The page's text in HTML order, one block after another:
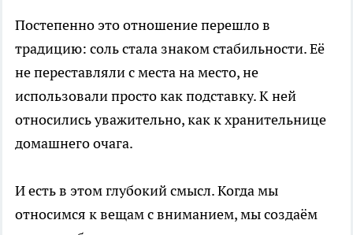
Постепенно это отношение перешло в
традицию: соль стала знаком стабильности. Её
не переставляли с места на место, не
использовали просто как подставку. К ней
относились уважительно, как к хранительнице
домашнего очага.
И есть в этом глубокий смысл. Когда мы
относимся к вещам с вниманием, мы создаём